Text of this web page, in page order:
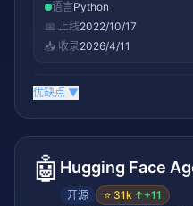
语言Python
📅 上线2022/10/17
📥 收录2026/4/11
优缺点 ▼
🤖 Hugging Face
开源 ⭐ 31k ↑+11